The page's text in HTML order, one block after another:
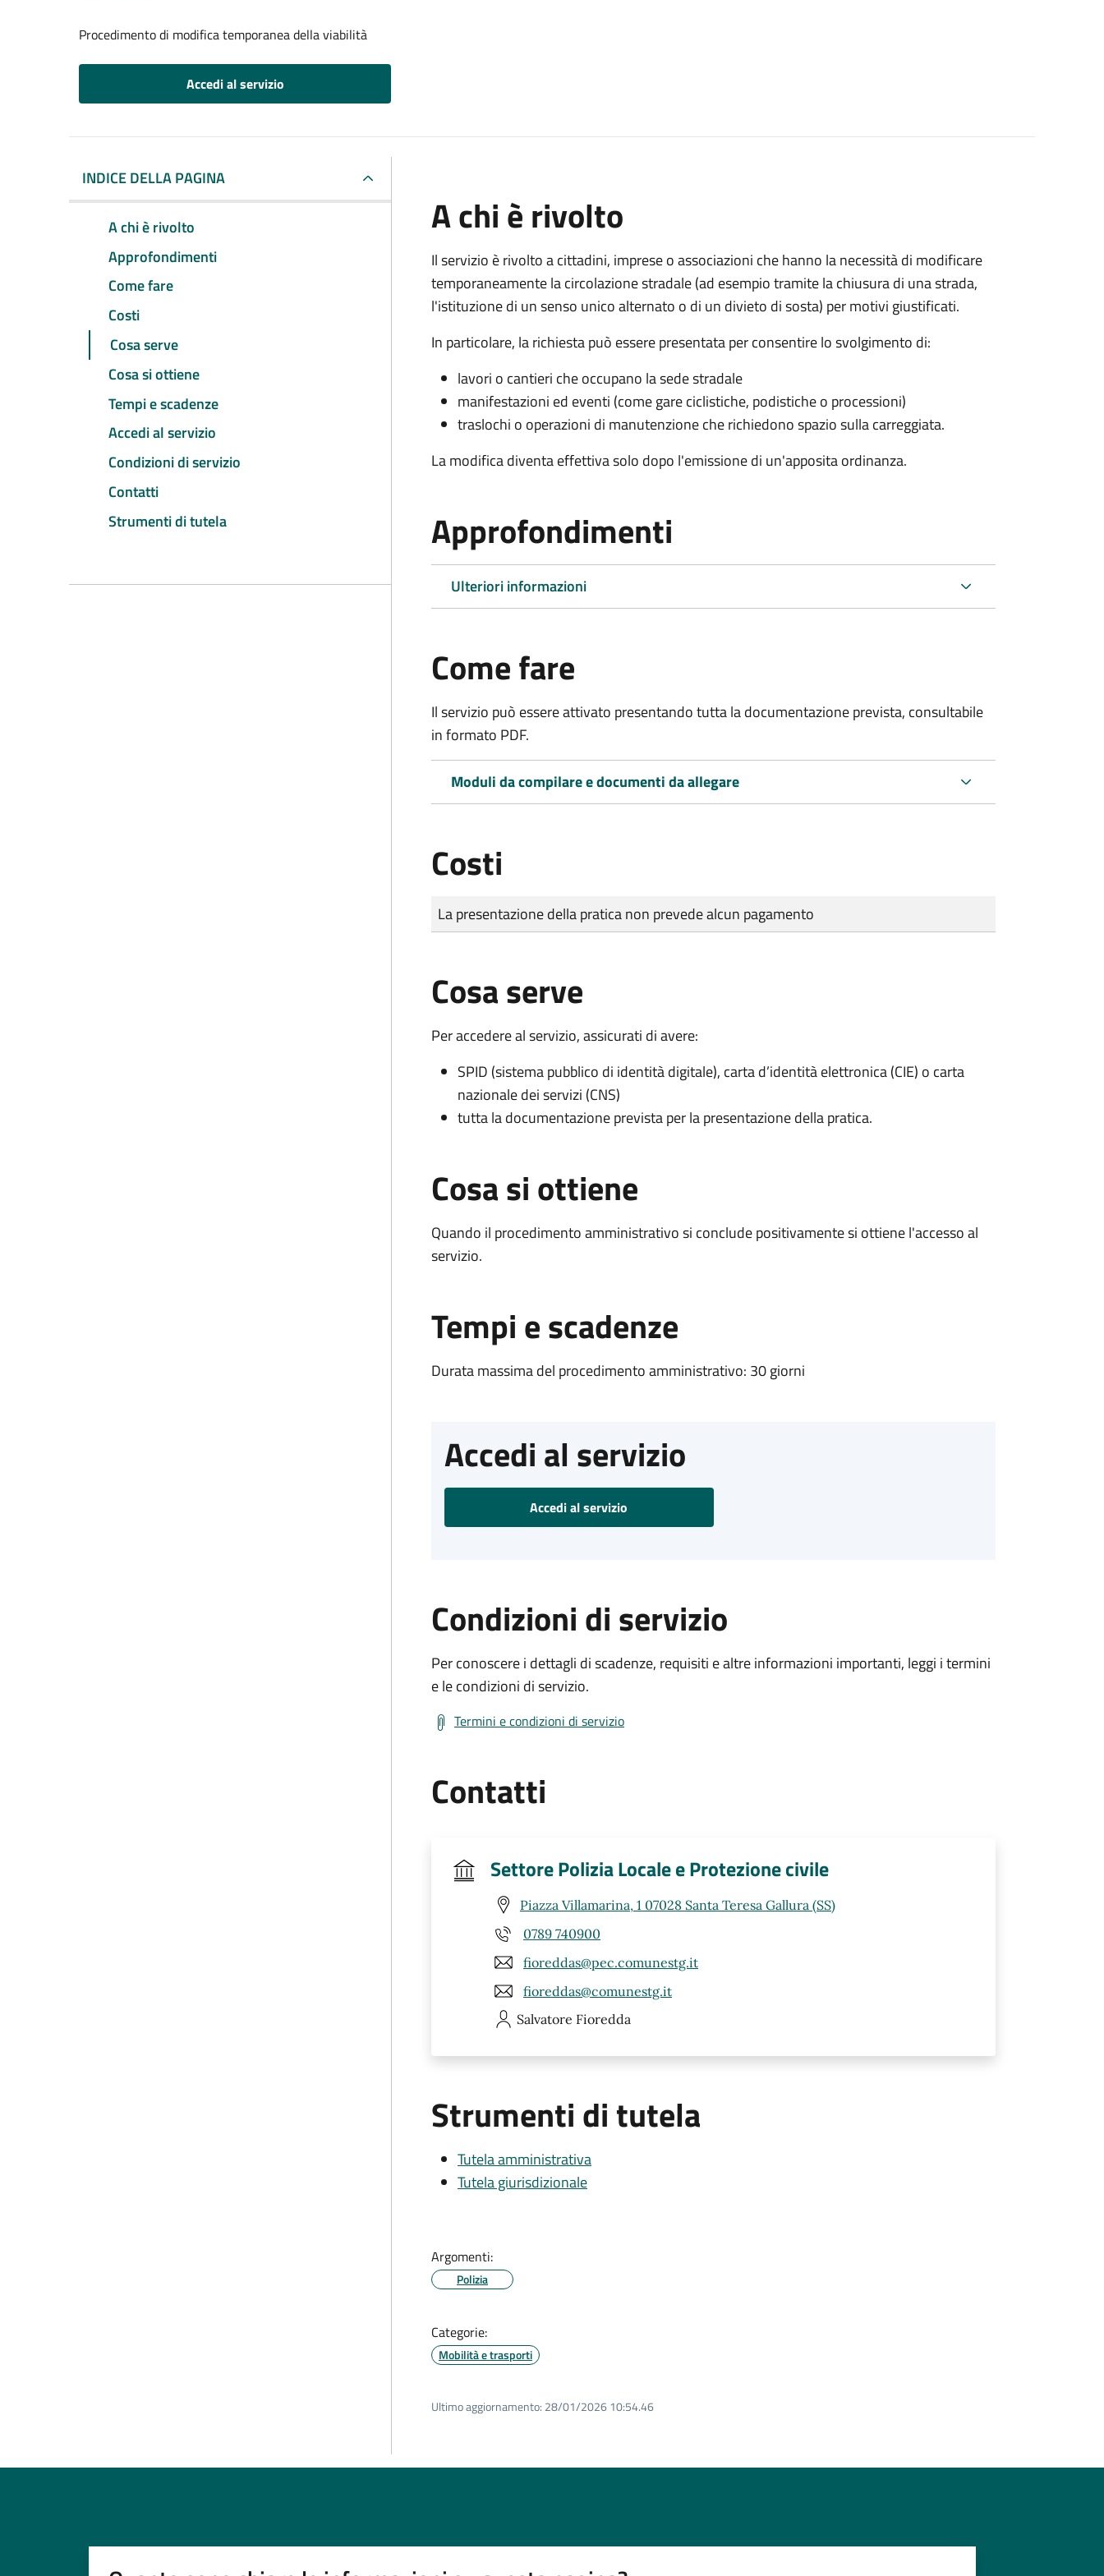
Procedimento di modifica temporanea della viabilità
Accedi al servizio
INDICE DELLA PAGINA
A chi è rivolto
Approfondimenti
Come fare
Costi
Cosa serve
Cosa si ottiene
Tempi e scadenze
Accedi al servizio
Condizioni di servizio
Contatti
Strumenti di tutela
A chi è rivolto
Il servizio è rivolto a cittadini, imprese o associazioni che hanno la necessità di modificare
temporaneamente la circolazione stradale (ad esempio tramite la chiusura di una strada,
l'istituzione di un senso unico alternato o di un divieto di sosta) per motivi giustificati.
In particolare, la richiesta può essere presentata per consentire lo svolgimento di:
lavori o cantieri che occupano la sede stradale
manifestazioni ed eventi (come gare ciclistiche, podistiche o processioni)
traslochi o operazioni di manutenzione che richiedono spazio sulla carreggiata.
La modifica diventa effettiva solo dopo l'emissione di un'apposita ordinanza.
Approfondimenti
Ulteriori informazioni
Come fare
Il servizio può essere attivato presentando tutta la documentazione prevista, consultabile
in formato PDF.
Moduli da compilare e documenti da allegare
Costi
Tipo di pagamento
Importo
La presentazione della pratica non prevede alcun pagamento
Cosa serve
Per accedere al servizio, assicurati di avere:
SPID (sistema pubblico di identità digitale), carta d’identità elettronica (CIE) o carta
nazionale dei servizi (CNS)
tutta la documentazione prevista per la presentazione della pratica.
Cosa si ottiene
Quando il procedimento amministrativo si conclude positivamente si ottiene l'accesso al
servizio.
Tempi e scadenze
Durata massima del procedimento amministrativo: 30 giorni
Accedi al servizio
Accedi al servizio
Condizioni di servizio
Per conoscere i dettagli di scadenze, requisiti e altre informazioni importanti, leggi i termini
e le condizioni di servizio.
Termini e condizioni di servizio
Contatti
Settore Polizia Locale e Protezione civile
Piazza Villamarina, 1 07028 Santa Teresa Gallura (SS)
0789 740900
fioreddas@pec.comunestg.it
fioreddas@comunestg.it
Salvatore Fioredda
Strumenti di tutela
Tutela amministrativa
Tutela giurisdizionale
Argomenti:
Polizia
Categorie:
Mobilità e trasporti
Ultimo aggiornamento: 28/01/2026 10:54.46